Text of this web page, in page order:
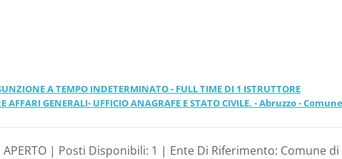
A TEMPO INDETERMINATO - FULL TIME DI 1 ISTRUTTORE
AFFARI GENERALI- UFFICIO ANAGRAFE E STATO CIVILE. - Abruzzo -
| Posti Disponibili: 1 | Ente Di Riferimento: Comune di